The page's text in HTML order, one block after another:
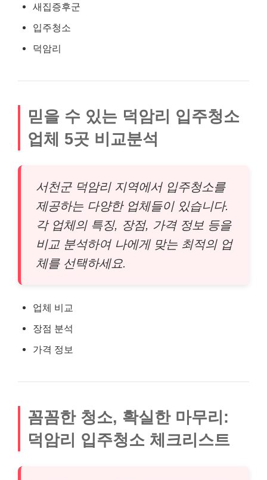
새집증후군
입주청소
덕암리
믿을 수 있는 덕암리 입주청소
업체 5곳 비교분석
서천군 덕암리 지역에서 입주청소를
제공하는 다양한 업체들이 있습니다.
각 업체의 특징, 장점, 가격 정보 등을
비교 분석하여 나에게 맞는 최적의 업
체를 선택하세요.
업체 비교
장점 분석
가격 정보
꼼꼼한 청소, 확실한 마무리:
덕암리 입주청소 체크리스트